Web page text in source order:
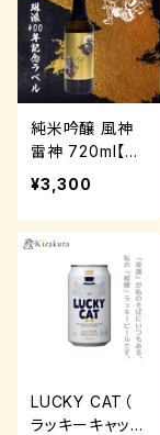
純米吟醸 風神
雷神 720ml【丹
山酒造】
¥3,300
LUCKY CAT（
ラッキーキャット